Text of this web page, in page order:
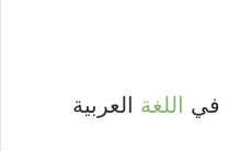
في اللغة العربية